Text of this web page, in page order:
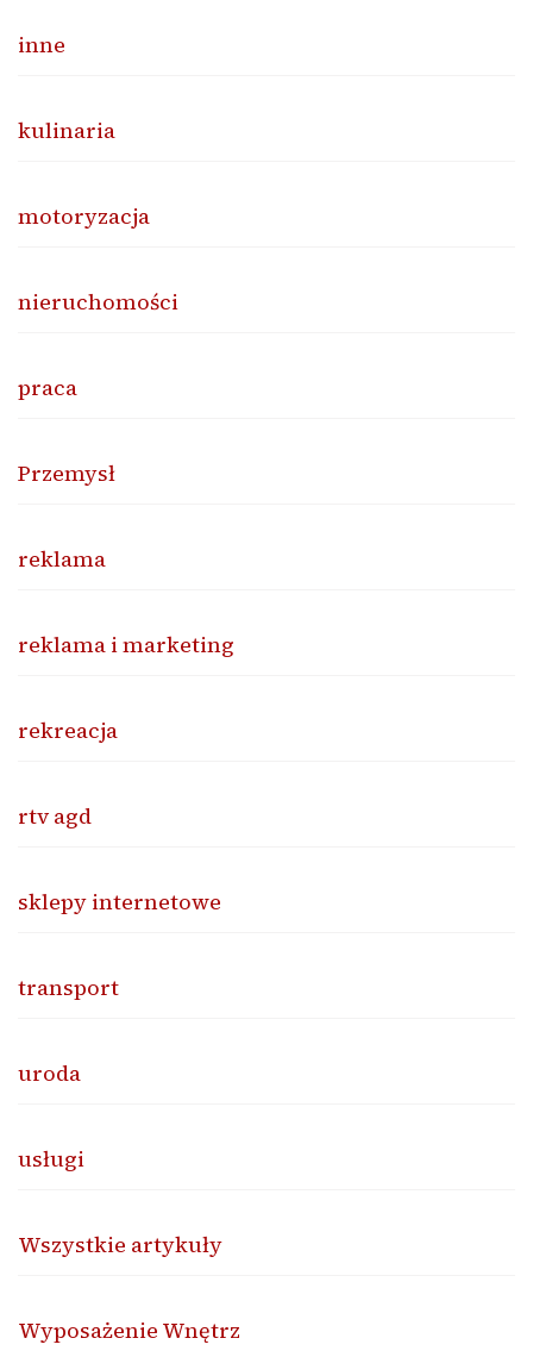
inne
kulinaria
motoryzacja
nieruchomości
praca
Przemysł
reklama
reklama i marketing
rekreacja
rtv agd
sklepy internetowe
transport
uroda
usługi
Wszystkie artykuły
Wyposażenie Wnętrz